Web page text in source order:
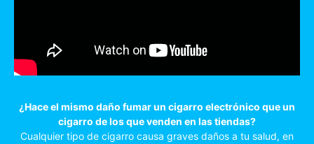
¿Hace el mismo daño fumar un cigarro electrónico que un
cigarro de los que venden en las tiendas?
Cualquier tipo de cigarro causa graves daños a tu salud, en